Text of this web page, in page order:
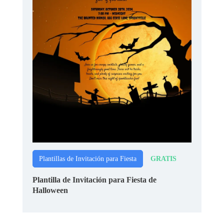
Plantillas de Invitación para Fiesta GRATIS
Plantilla de Invitación para Fiesta de
Halloween